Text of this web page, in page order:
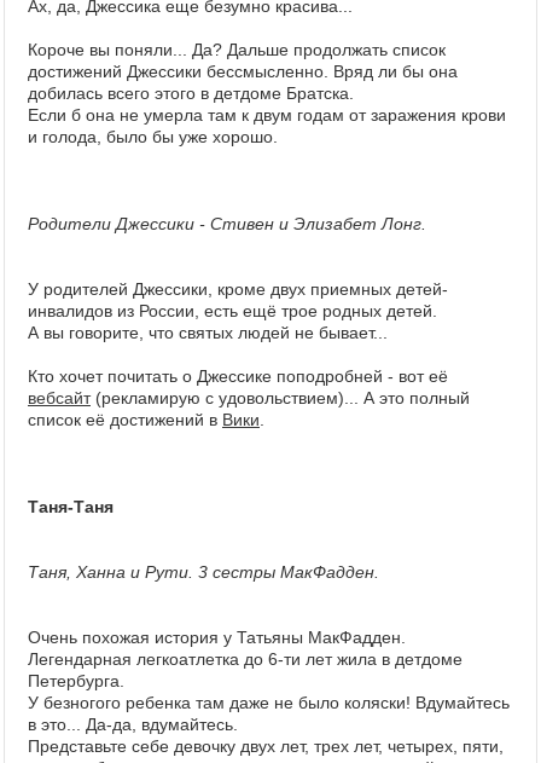
Ах, да, Джессика еще безумно красива...
Короче вы поняли... Да? Дальше продолжать список
достижений Джессики бессмысленно. Вряд ли бы она
добилась всего этого в детдоме Братска.
Если б она не умерла там к двум годам от заражения крови
и голода, было бы уже хорошо.
Родители Джессики - Стивен и Элизабет Лонг.
У родителей Джессики, кроме двух приемных детей-
инвалидов из России, есть ещё трое родных детей.
А вы говорите, что святых людей не бывает...
Кто хочет почитать о Джессике поподробней - вот её
вебсайт (рекламирую с удовольствием)... А это полный
список её достижений в Вики
Таня-Таня
Таня, Ханна и Рути. 3 сестры МакФадден.
Очень похожая история у Татьяны МакФадден.
Легендарная легкоатлетка до 6-ти лет жила в детдоме
Петербурга.
У безногого ребенка там даже не было коляски! Вдумайтесь
в это... Да-да, вдумайтесь.
Представьте себе девочку двух лет, трех лет, четырех, пяти,